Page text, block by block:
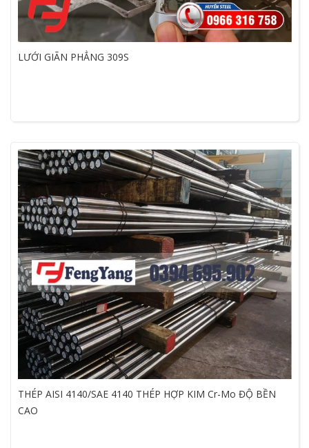
LƯỚI GIÃN PHẲNG 309S
THÉP AISI 4140/SAE 4140 THÉP HỢP KIM Cr-Mo ĐỘ BỀN
CAO